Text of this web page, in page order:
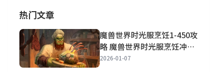
热门文章
魔兽世界时光服烹饪1-450攻
略 魔兽世界时光服烹饪冲级
攻略详解
2026-01-07